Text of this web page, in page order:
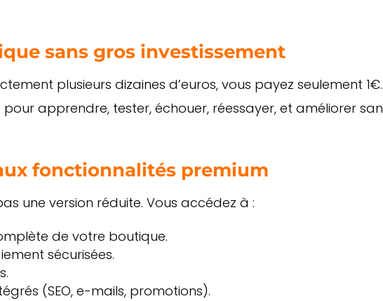
sans gros investissement
plusieurs dizaines d’euros, vous payez seulement 1€.
apprendre, tester, échouer, réessayer, et améliorer
fonctionnalités premium
une version réduite. Vous accédez à :
de votre boutique.
sécurisées.
(SEO, e-mails, promotions).